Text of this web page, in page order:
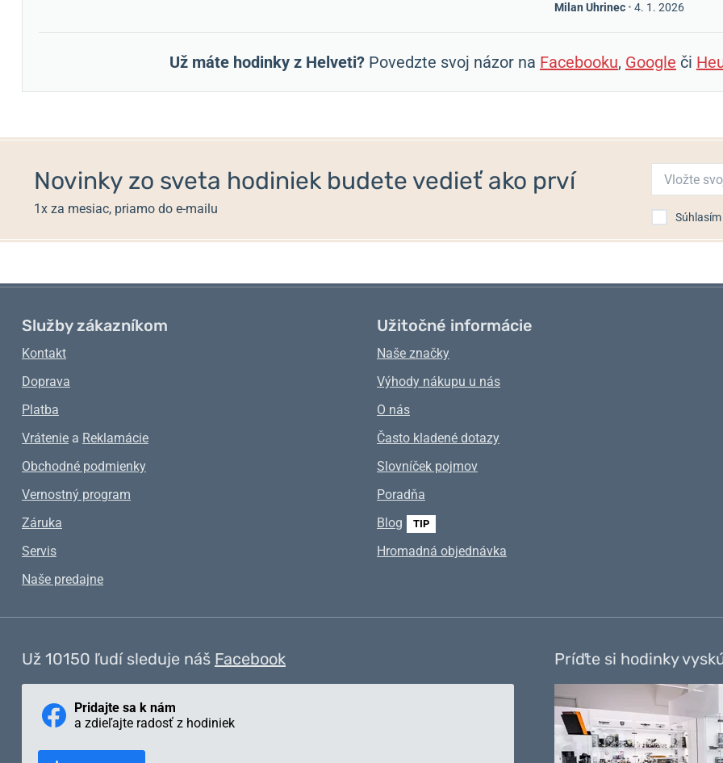
Milan Uhrinec • 4. 1. 2026
Už máte hodinky z Helveti? Povedzte svoj názor na Facebooku, Google či
Novinky zo sveta hodiniek budete vedieť ako prví
1x za mesiac, priamo do e-mailu
Služby zákazníkom
Kontakt
Doprava
Platba
Vrátenie a Reklamácie
Obchodné podmienky
Vernostný program
Záruka
Servis
Naše predajne
Užitočné informácie
Naše značky
Výhody nákupu u nás
O nás
Často kladené dotazy
Slovníček pojmov
Poradňa
Blog
TIP
Hromadná objednávka
Už 10150 ľudí sleduje náš Facebook
Pridajte sa k nám
a zdieľajte radosť z hodiniek
Príďte si hodinky